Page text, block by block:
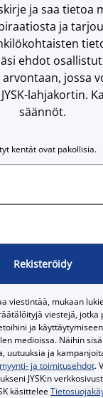
ja saa tietoa
ja
ehdot
jossa
lahjakortin.
säännöt.
kentät ovat pakollisia.
Rekisteröidy
viestintää, mukaan
viestejä, jotka
ja
medioissa. Näihin
uutuuksia ja
myynti- ja toimitusehdot.
JYSK:n
käsittelee